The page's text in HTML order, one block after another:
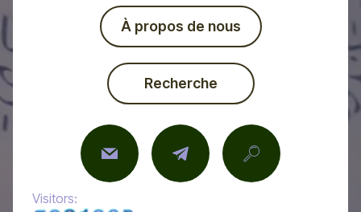
À propos de nous
Recherche
Visitors: